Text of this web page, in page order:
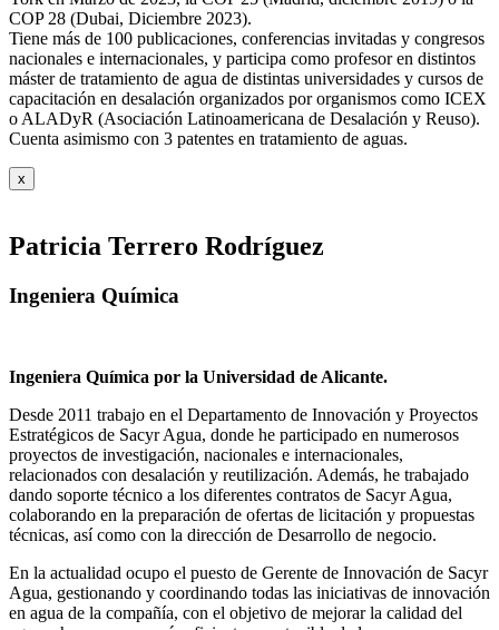
COP 28 (Dubai, Diciembre 2023).
Tiene más de 100 publicaciones, conferencias invitadas y congresos
nacionales e internacionales, y participa como profesor en distintos
máster de tratamiento de agua de distintas universidades y cursos de
capacitación en desalación organizados por organismos como ICEX
o ALADyR (Asociación Latinoamericana de Desalación y Reuso).
Cuenta asimismo con 3 patentes en tratamiento de aguas.
x
Patricia Terrero Rodríguez
Ingeniera Química
Ingeniera Química por la Universidad de Alicante.
Desde 2011 trabajo en el Departamento de Innovación y Proyectos
Estratégicos de Sacyr Agua, donde he participado en numerosos
proyectos de investigación, nacionales e internacionales,
relacionados con desalación y reutilización. Además, he trabajado
dando soporte técnico a los diferentes contratos de Sacyr Agua,
colaborando en la preparación de ofertas de licitación y propuestas
técnicas, así como con la dirección de Desarrollo de negocio.
En la actualidad ocupo el puesto de Gerente de Innovación de Sacyr
Agua, gestionando y coordinando todas las iniciativas de innovación
en agua de la compañía, con el objetivo de mejorar la calidad del